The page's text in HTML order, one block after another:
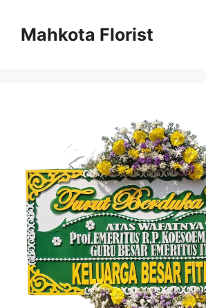
Mahkota Florist